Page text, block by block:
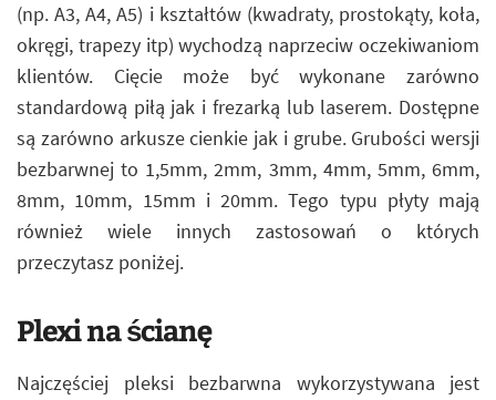
(np. A3, A4, A5) i kształtów (kwadraty, prostokąty, koła,
okręgi, trapezy itp) wychodzą naprzeciw oczekiwaniom
klientów. Cięcie może być wykonane zarówno
standardową piłą jak i frezarką lub laserem. Dostępne
są zarówno arkusze cienkie jak i grube. Grubości wersji
bezbarwnej to 1,5mm, 2mm, 3mm, 4mm, 5mm, 6mm,
8mm, 10mm, 15mm i 20mm. Tego typu płyty mają
również wiele innych zastosowań o których
przeczytasz poniżej.
Plexi na ścianę
Najczęściej pleksi bezbarwna wykorzystywana jest